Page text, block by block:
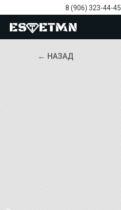
8 (906) 323-44-45
← НАЗАД